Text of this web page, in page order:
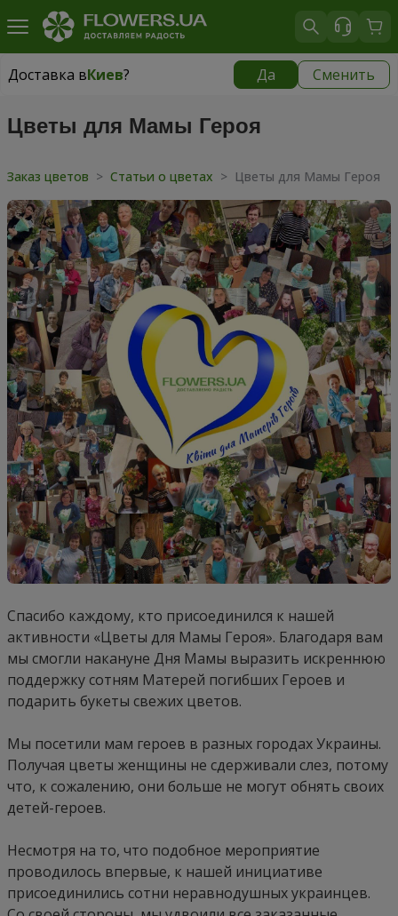
Доставка вКиев? Да Сменить
Доставка вКиев
Цветы для Мамы Героя
Заказ цветов > Статьи о цветах > Цветы для Мамы Героя
Спасибо каждому, кто присоединился к нашей
активности «Цветы для Мамы Героя». Благодаря вам
мы смогли накануне Дня Мамы выразить искреннюю
поддержку сотням Матерей погибших Героев и
подарить букеты свежих цветов.
Мы посетили мам героев в разных городах Украины.
Получая цветы женщины не сдерживали слез, потому
что, к сожалению, они больше не могут обнять своих
детей-героев.
Несмотря на то, что подобное мероприятие
проводилось впервые, к нашей инициативе
присоединились сотни неравнодушных украинцев.